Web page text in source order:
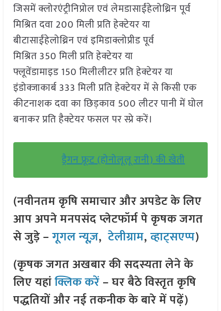
जिसमें क्लोरएंट्रीनिप्रोल एवं लेमडासाईंहेलोथ्रिन पूर्व
मिश्रित दवा 200 मिली प्रति हेक्टेयर या
बीटासाईंहेलोथ्रिन एवं इमिडाक्लोप्रीड पूर्व
मिश्रित 350 मिली प्रति हेक्टेयर या
फ्लूवेंडामाइड 150 मिलीलीटर प्रति हेक्टेयर या
इंडोक्जाकार्ब 333 मिली प्रति हेक्टेयर में से किसी एक
कीटनाशक दवा का छिड़काव 500 लीटर पानी में घोल
बनाकर प्रति हैक्टेयर फसल पर स्प्रे करें।
ड्रैगन फ्रूट (होनोलूलू रानी) की खेती
(नवीनतम कृषि समाचार और अपडेट के लिए
आप अपने मनपसंद प्लेटफॉर्म पे कृषक जगत
से जुड़े –गूगल न्यूज़,टेलीग्राम,व्हाट्सएप्प)
(कृषक जगत अखबार की सदस्यता लेने के
लिए यहांक्लिक करें– घर बैठे विस्तृत कृषि
पद्धतियों और नई तकनीक के बारे में पढ़ें)